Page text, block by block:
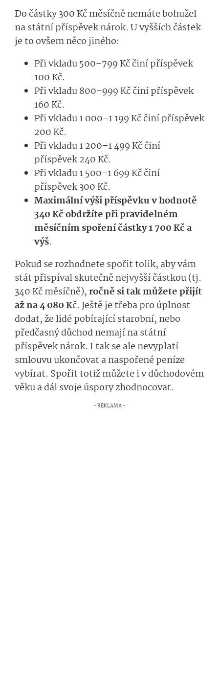
Do částky 300 Kč měsíčně nemáte bohužel
na státní příspěvek nárok. U vyšších částek
je to ovšem něco jiného:
Při vkladu 500–799 Kč činí příspěvek
100 Kč.
Při vkladu 800–999 Kč činí příspěvek
160 Kč.
Při vkladu 1 000–1 199 Kč činí příspěvek
200 Kč.
Při vkladu 1 200–1 499 Kč činí
příspěvek 240 Kč.
Při vkladu 1 500–1 699 Kč činí
příspěvek 300 Kč.
Maximální výši příspěvku v hodnotě
340 Kč obdržíte při pravidelném
měsíčním spoření částky 1 700 Kč a
výš.
Pokud se rozhodnete spořit tolik, aby vám
stát přispíval skutečně nejvyšší částkou (tj.
340 Kč měsíčně), ročně si tak můžete přijít
až na 4 080 Kč. Ještě je třeba pro úplnost
dodat, že lidé pobírající starobní, nebo
předčasný důchod nemají na státní
příspěvek nárok. I tak se ale nevyplatí
smlouvu ukončovat a naspořené peníze
vybírat. Spořit totiž můžete i v důchodovém
věku a dál svoje úspory zhodnocovat.